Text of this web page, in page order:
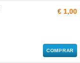
€ 1,00
COMPRAR